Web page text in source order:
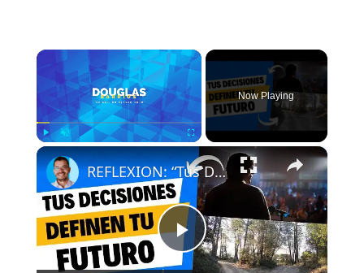
×
Play Unmute Fullscreen
Now Playing
×
Play
REFLEXION: “Tus Decisiones Definen Tu Futuro: Esto es lo que debes saber”.